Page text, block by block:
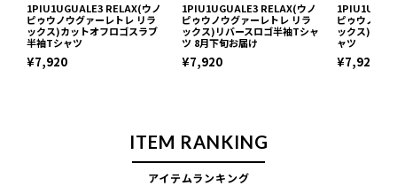
1PIU1UGUALE3 RELAX(ウノ
ピゥウノウグァーレトレ リラ
ックス)カットオフロゴスラブ
半袖Tシャツ
¥7,920
1PIU1UGUALE3 RELAX(ウノ
ピゥウノウグァーレトレ リラ
ックス)リバースロゴ半袖Tシャ
ツ 8月下旬お届け
¥7,920
ピゥウノウ
ックス)シャ
ャツ
¥7,920
ITEM RANKING
アイテムランキング